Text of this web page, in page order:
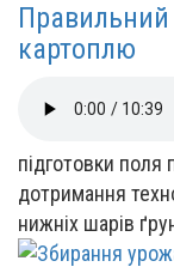
Правильний
картоплю
підготовки поля
дотримання
нижніх шарів